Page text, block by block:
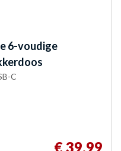
6-voudige
C
€ 39,99